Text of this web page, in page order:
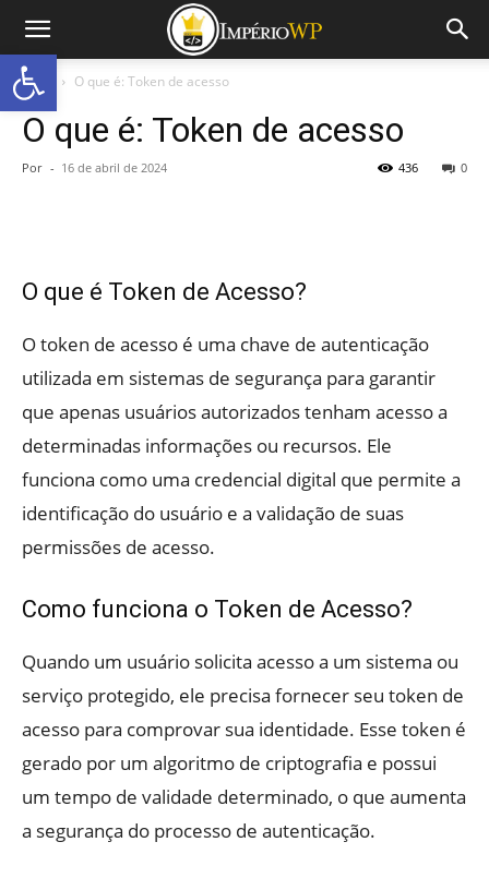
Início O que é: Token de acesso
O que é: Token de acesso
Por - 16 de abril de 2024 0
436
O que é Token de Acesso?
O token de acesso é uma chave de autenticação
utilizada em sistemas de segurança para garantir
que apenas usuários autorizados tenham acesso a
determinadas informações ou recursos. Ele
funciona como uma credencial digital que permite a
identificação do usuário e a validação de suas
permissões de acesso.
Como funciona o Token de Acesso?
Quando um usuário solicita acesso a um sistema ou
serviço protegido, ele precisa fornecer seu token de
acesso para comprovar sua identidade. Esse token é
gerado por um algoritmo de criptografia e possui
um tempo de validade determinado, o que aumenta
a segurança do processo de autenticação.
Abrir a barra de ferramentas